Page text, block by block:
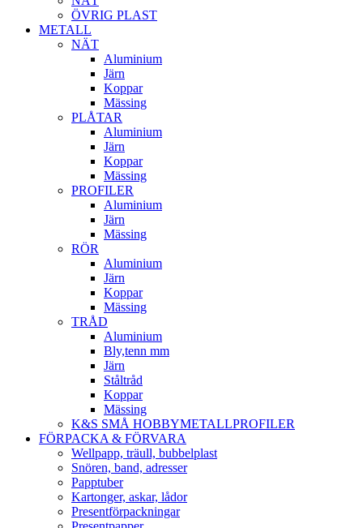
ÖVRIG PLAST
METALL
NÄT
Aluminium
Järn
Koppar
Mässing
PLÅTAR
Aluminium
Järn
Koppar
Mässing
PROFILER
Aluminium
Järn
Mässing
RÖR
Aluminium
Järn
Koppar
Mässing
TRÅD
Aluminium
Bly,tenn mm
Järn
Ståltråd
Koppar
Mässing
K&S SMÅ HOBBYMETALLPROFILER
FÖRPACKA & FÖRVARA
Wellpapp, träull, bubbelplast
Snören, band, adresser
Papptuber
Kartonger, askar, lådor
Presentförpackningar